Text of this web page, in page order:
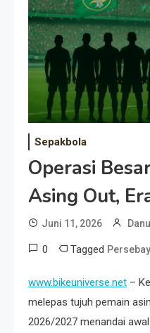
Sepakbola
Operasi
Asing Out,
Juni 11, 2026
0 Tagged
www.bikeuniverse.net –
melepas tujuh pemain
2026/2027 menandai